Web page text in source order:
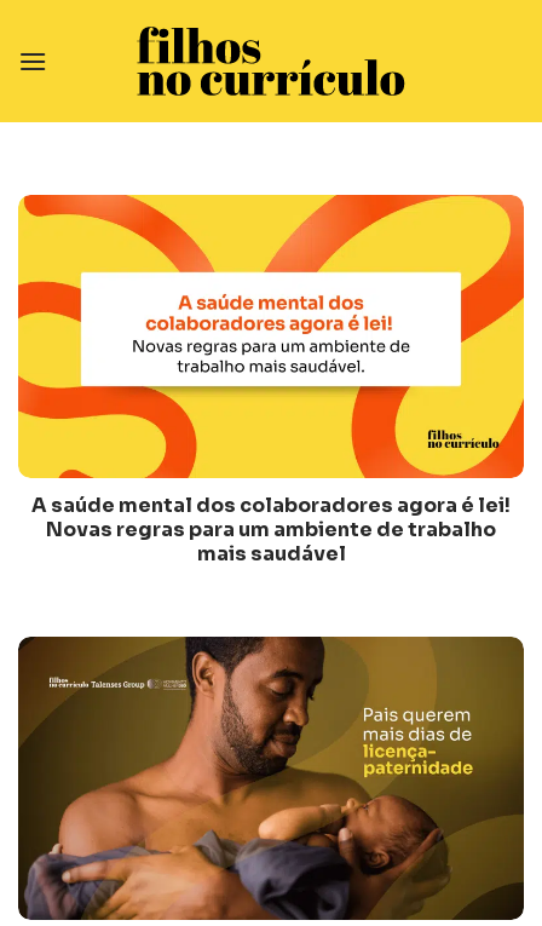
content
A saúde mental dos colaboradores agora é lei!
Novas regras para um ambiente de trabalho
mais saudável